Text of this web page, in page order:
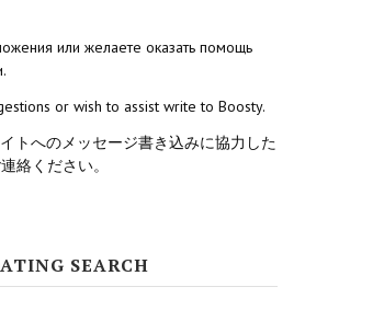
или желаете оказать помощь
or wish to assist write to Boosty.
トへのメッセージ書き込みに協力した
絡ください。
SEARCH